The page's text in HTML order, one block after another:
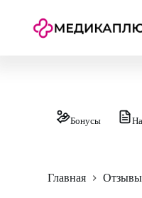
Бонусы
Главная Отзывы